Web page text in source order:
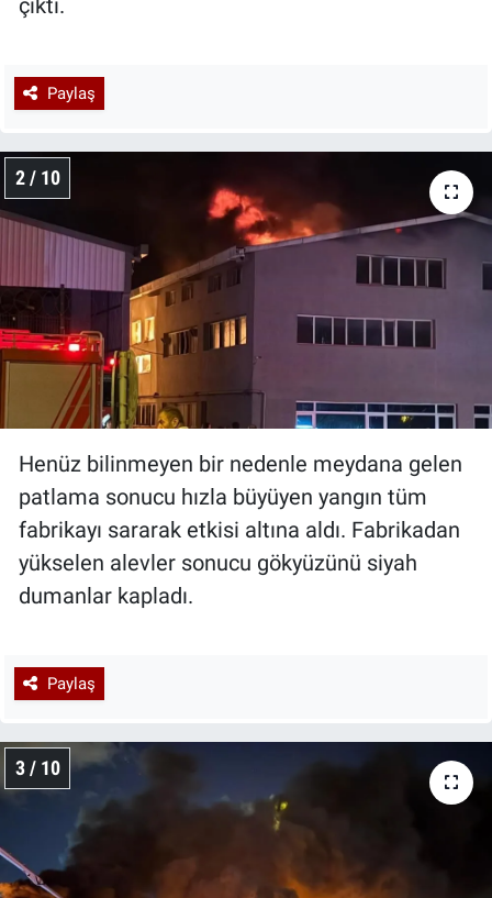
çıktı.
Paylaş
2 / 10
Henüz bilinmeyen bir nedenle meydana gelen
patlama sonucu hızla büyüyen yangın tüm
fabrikayı sararak etkisi altına aldı. Fabrikadan
yükselen alevler sonucu gökyüzünü siyah
dumanlar kapladı.
Paylaş
3 / 10